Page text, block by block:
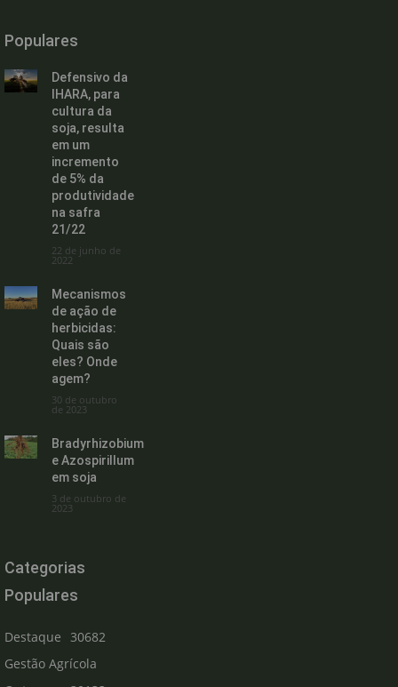
Populares
Defensivo da
IHARA, para
cultura da
soja, resulta
em um
incremento
de 5% da
produtividade
na safra
21/22
22 de junho de
2022
Mecanismos
de ação de
herbicidas:
Quais são
eles? Onde
agem?
30 de outubro
de 2023
Bradyrhizobium
e Azospirillum
em soja
3 de outubro de
2023
Categorias
Populares
Destaque
30682
Gestão Agrícola